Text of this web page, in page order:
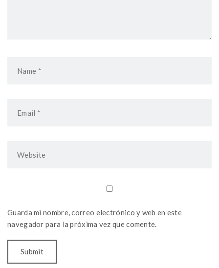
Guarda mi nombre, correo electrónico y web en este
navegador para la próxima vez que comente.